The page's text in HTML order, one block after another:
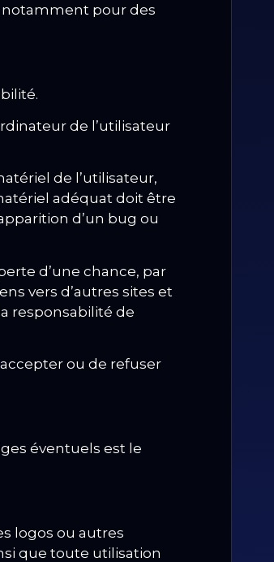
pour des
de l’utilisateur
de l’utilisateur,
adéquat doit être
d’un bug ou
d’une chance, par
vers d’autres sites et
responsabilité de
ou de refuser
éventuels est le
logos ou autres
que toute utilisation